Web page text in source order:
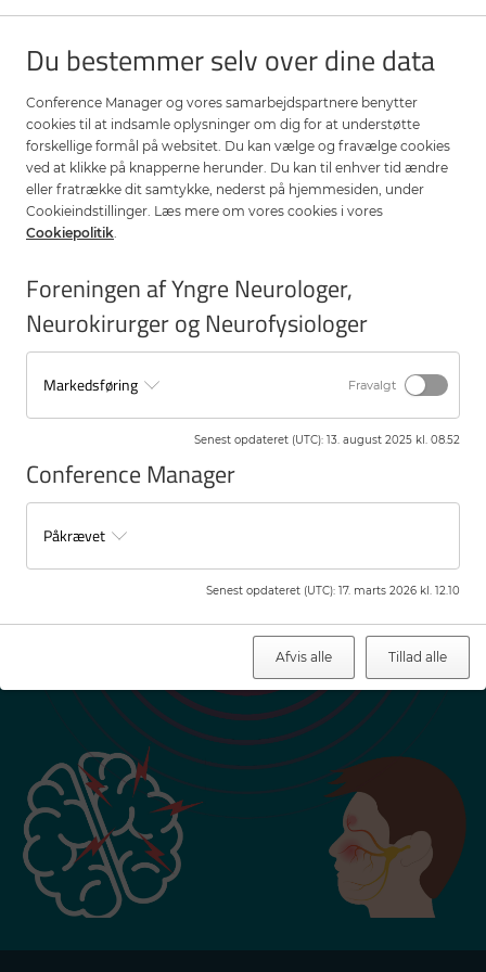
Du bestemmer selv over dine data
Conference Manager og vores samarbejdspartnere benytter
cookies til at indsamle oplysninger om dig for at understøtte
forskellige formål på websitet. Du kan vælge og fravælge cookies
ved at klikke på knapperne herunder. Du kan til enhver tid ændre
eller fratrække dit samtykke, nederst på hjemmesiden, under
Cookieindstillinger. Læs mere om vores cookies i vores
Cookiepolitik.
Foreningen af Yngre Neurologer,
Neurokirurger og Neurofysiologer
Markedsføring Fravalgt
Senest opdateret (UTC): 13. august 2025 kl. 08.52
Conference Manager
Påkrævet
Senest opdateret (UTC): 17. marts 2026 kl. 12.10
Afvis alle Tillad alle